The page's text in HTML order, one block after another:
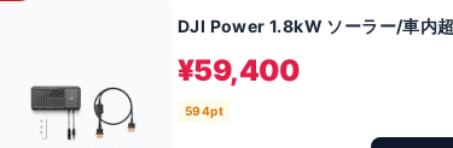
DJI Power 1.8kW ソーラー/車内
¥59,400
594pt